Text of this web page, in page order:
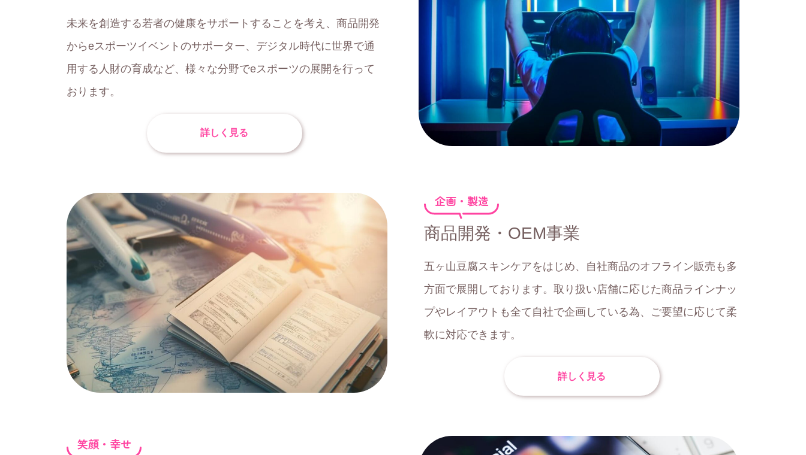
未来を創造する若者の健康をサポートすることを考え、商品開発
からeスポーツイベントのサポーター、デジタル時代に世界で通
用する人財の育成など、様々な分野でeスポーツの展開を行って
おります。
詳しく見る
商品開発・OEM事業
企画・製造
五ヶ山豆腐スキンケアをはじめ、自社商品のオフライン販売も多
方面で展開しております。取り扱い店舗に応じた商品ラインナッ
プやレイアウトも全て自社で企画している為、ご要望に応じて柔
軟に対応できます。
詳しく見る
笑顔・幸せ